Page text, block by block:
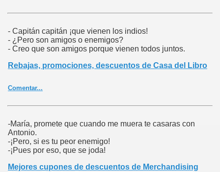
- Capitán capitán ¡que vienen los indios!
- ¿Pero son amigos o enemigos?
- Creo que son amigos porque vienen todos juntos.
Rebajas, promociones, descuentos de Casa del Libro
Comentar...
-María, promete que cuando me muera te casaras con
Antonio.
-¡Pero, si es tu peor enemigo!
-¡Pues por eso, que se joda!
Mejores cupones de descuentos de Merchandising